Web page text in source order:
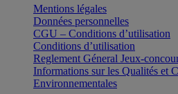
Mentions légales
Données personnelles
CGU – Conditions d’utilisation
Conditions d’utilisation
Reglement Géneral Jeux-
Informations sur les Qualités et
Environnementales